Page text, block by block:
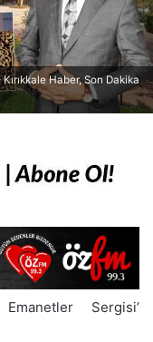
Haber, Son Dakika
Emanetler Sergisi’